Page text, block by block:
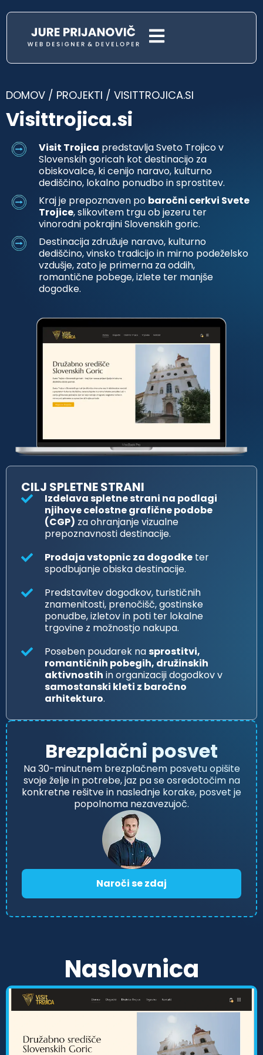
DOMOV / PROJEKTI / VISITTROJICA.SI
Visittrojica.si
Visit Trojica predstavlja Sveto Trojico v
Slovenskih goricah kot destinacijo za
obiskovalce, ki cenijo naravo, kulturno
dediščino, lokalno ponudbo in sprostitev.
Kraj je prepoznaven po baročni cerkvi Svete
Trojice, slikovitem trgu ob jezeru ter
vinorodni pokrajini Slovenskih goric.
Destinacija združuje naravo, kulturno
dediščino, vinsko tradicijo in mirno podeželsko
vzdušje, zato je primerna za oddih,
romantične pobege, izlete ter manjše
dogodke.
CILJ SPLETNE STRANI
Izdelava spletne strani na podlagi
njihove celostne grafične podobe
(CGP) za ohranjanje vizualne
prepoznavnosti destinacije.
Prodaja vstopnic za dogodke ter
spodbujanje obiska destinacije.
Predstavitev dogodkov, turističnih
znamenitosti, prenočišč, gostinske
ponudbe, izletov in poti ter lokalne
trgovine z možnostjo nakupa.
Poseben poudarek nasprostitvi,
romantičnih pobegih, družinskih
aktivnostih in organizaciji dogodkov v
samostanski kleti z baročno
arhitekturo.
Brezplačni posvet
Na 30-minutnem brezplačnem posvetu opišite
svoje želje in potrebe, jaz pa se osredotočim na
konkretne rešitve in naslednje korake, posvet je
popolnoma nezavezujoč.
Naroči se zdaj
Naslovnica